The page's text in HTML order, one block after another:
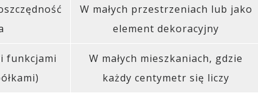
W małych przestrzeniach lub jako
element dekoracyjny
funkcjami
W małych mieszkaniach, gdzie
każdy centymetr się liczy